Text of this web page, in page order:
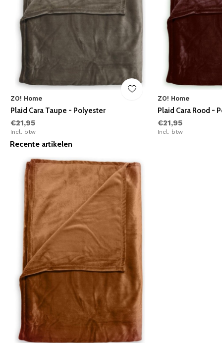
ZO! Home
Plaid Cara Taupe - Polyester
€21,95
Incl. btw
ZO! Home
Plaid Cara Rood -
€21,95
Incl. btw
Recente artikelen